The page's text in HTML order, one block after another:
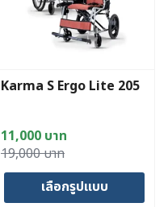
Karma S Ergo Lite 205
19,000บาท
Original
price
11,000 บาท
Current
price
เลือกรูปแบบ